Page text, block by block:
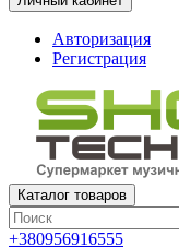
Авторизация
Регистрация
Каталог товаров
+380956916555